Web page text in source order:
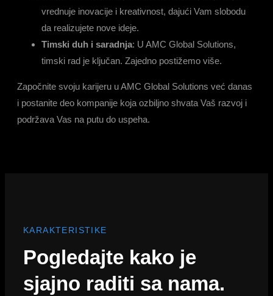
vrednuje inovacije i kreativnost, dajući Vam slobodu
da realizujete nove ideje.
Timski duh i saradnja: U AMC Global Solutions,
timski rad je ključan. Zajedno postižemo više.
Započnite svoju karijeru u AMC Global Solutions već danas
i postanite deo kompanije koja ozbiljno shvata Vaš razvoj i
podržava Vas na putu do uspeha.
KARAKTERISTIKE
Pogledajte kako je
sjajno raditi sa nama.